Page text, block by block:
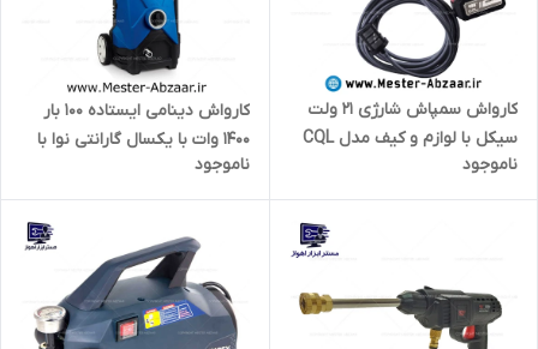
کارواش سمپاش شارژی 21 ولت
سیکل با لوازم و کیف مدل CQL
498
ناموجود
کارواش دینامی ایستاده 100 بار
1400 وات با یکسال گارانتی نوا با
لوازم نووا مدل NOVA 4100
ناموجود